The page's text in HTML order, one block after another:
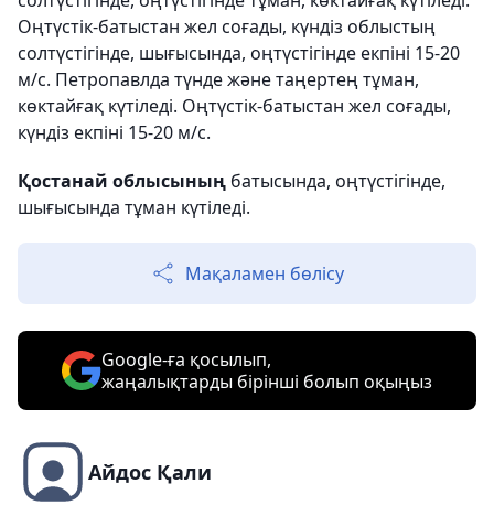
Оңтүстік-батыстан жел соғады, күндіз облыстың
солтүстігінде, шығысында, оңтүстігінде екпіні 15-20
м/с. Петропавлда түнде және таңертең тұман,
көктайғақ күтіледі. Оңтүстік-батыстан жел соғады,
күндіз екпіні 15-20 м/с.
Қостанай облысының батысында, оңтүстігінде,
шығысында тұман күтіледі.
Мақаламен бөлісу
Google-ға қосылып,
жаңалықтарды бірінші болып оқыңыз
Айдос Қали